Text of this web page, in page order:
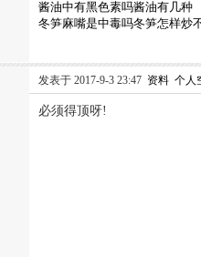
酱油中有黑色素吗酱油有几种
冬笋麻嘴是中毒吗冬笋怎样炒
发表于 2017-9-3 23:47 资料 个人
必须得顶呀!